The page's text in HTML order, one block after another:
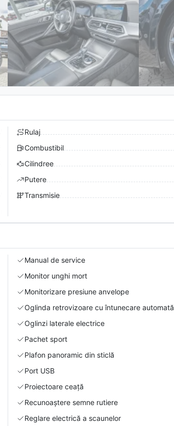
Rulaj
Combustibil
Cilindree
Putere
Transmisie
Manual de service
Monitor unghi mort
Monitorizare presiune anvelope
Oglinda retrovizoare cu întunecare automată
Oglinzi laterale electrice
Pachet sport
Plafon panoramic din sticlă
Port USB
Proiectoare ceață
Recunoaștere semne rutiere
Reglare electrică a scaunelor